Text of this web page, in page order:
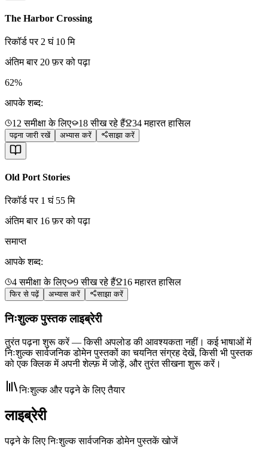
The Harbor Crossing
रिकॉर्ड पर 2 घं 10 मि
अंतिम बार 20 फ़र को पढ़ा
62%
आपके शब्द:
12 समीक्षा के लिए 18 सीख रहे हैं 34 महारत हासिल
पढ़ना जारी रखें अभ्यास करें साझा करें
Old Port Stories
रिकॉर्ड पर 1 घं 55 मि
अंतिम बार 16 फ़र को पढ़ा
समाप्त
आपके शब्द:
4 समीक्षा के लिए 9 सीख रहे हैं 16 महारत हासिल
फिर से पढ़ें अभ्यास करें साझा करें
निःशुल्क पुस्तक लाइब्रेरी
तुरंत पढ़ना शुरू करें — किसी अपलोड की आवश्यकता नहीं। कई भाषाओं में
निःशुल्क सार्वजनिक डोमेन पुस्तकों का चयनित संग्रह देखें, किसी भी पुस्तक
को एक क्लिक में अपनी शेल्फ़ में जोड़ें, और तुरंत सीखना शुरू करें।
निःशुल्क और पढ़ने के लिए तैयार
लाइब्रेरी
पढ़ने के लिए निःशुल्क सार्वजनिक डोमेन पुस्तकें खोजें